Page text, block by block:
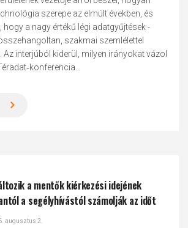
szerepe az elmúlt években, és
a nagy értékű légi adatgyűjtések -
szakmai szemlélettel
interjúból kiderül, milyen irányokat vázol
a mentők kiérkezési idejének
a segélyhívástól számolják az időt
augusztus 2.